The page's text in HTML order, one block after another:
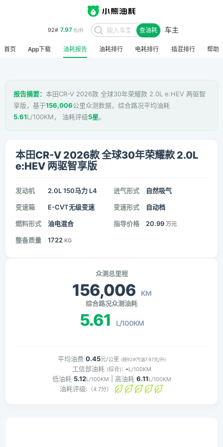
92# 7.97元/升 查油耗 车主
首页 App下载 油耗报告 油耗排行 电耗排行 插混排行 帮助
报告摘要： 本田CR-V 2026款 全球30年荣耀款 2.0L e:HEV 两驱智
享版，基于156,006公里众测数据，综合路况平均油耗
5.61L/100KM， 油耗评级5星。
本田CR-V 2026款 全球30年荣耀款 2.0L
e:HEV 两驱智享版
发动机 2.0L 150马力 L4 进气形式 自然吸气
变速箱 E-CVT无级变速 变速形式 自动档
燃料形式 油电混合 指导价格 20.99 万元
整备质量 1722 KG
众测总里程
156,006 KM
综合路况众测油耗
5.61 L/100KM
平均油费 0.45元/公里 (按92#汽油7.97元/升)
工信部油耗 (综合): -L/100KM
低油耗 5.12L/100KM | 高油耗 6.11L/100KM
油耗评级: （4.7分）